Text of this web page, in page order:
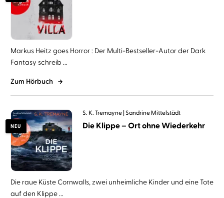
Markus Heitz goes Horror : Der Multi-Bestseller-Autor der Dark
Fantasy schreib ...
Zum Hörbuch
NEU
S. K. Tremayne Sandrine Mittelstädt
Die Klippe – Ort ohne Wiederkehr
Die raue Küste Cornwalls, zwei unheimliche Kinder und eine Tote
auf den Klippe ...